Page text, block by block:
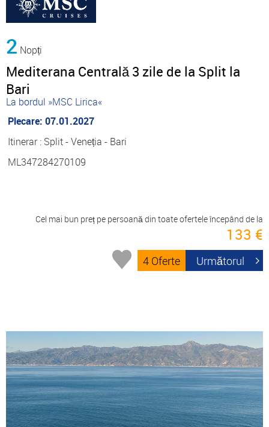
2 Nopți
Mediterana Centrală 3 zile de la Split la
Bari
La bordul »MSC Lirica«
Plecare: 07.01.2027
Itinerar : Split - Veneția - Bari
ML347284270109
Cel mai bun preț pe persoană din toate ofertele începând de la
133 €
4 Oferte Următorul